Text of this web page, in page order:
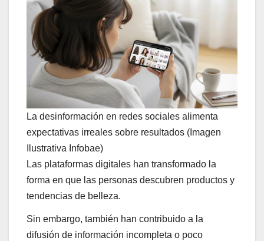
La desinformación en redes sociales alimenta
expectativas irreales sobre resultados (Imagen
Ilustrativa Infobae)
Las plataformas digitales han transformado la
forma en que las personas descubren productos y
tendencias de belleza.
Sin embargo, también han contribuido a la
difusión de información incompleta o poco